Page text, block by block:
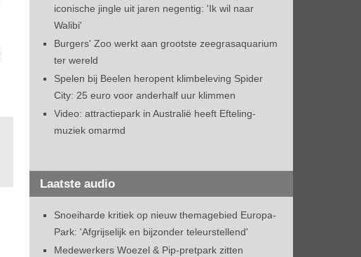
iconische jingle uit jaren negentig: 'Ik wil naar
Walibi'
Burgers' Zoo werkt aan grootste zeegrasaquarium
ter wereld
Spelen bij Beelen heropent klimbeleving Spider
City: 25 euro voor anderhalf uur klimmen
Video: attractiepark in Australië heeft Efteling-
muziek omarmd
Laatste audio
Snoeiharde kritiek op nieuw themagebied Europa-
Park: 'Afgrijselijk en bijzonder teleurstellend'
Medewerkers Woezel & Pip-pretpark zitten